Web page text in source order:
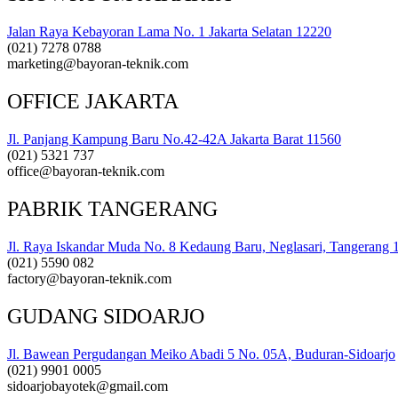
Jalan Raya Kebayoran Lama No. 1 Jakarta Selatan 12220
(021) 7278 0788
marketing@bayoran-teknik.com
OFFICE JAKARTA
Jl. Panjang Kampung Baru No.42-42A Jakarta Barat 11560
(021) 5321 737
office@bayoran-teknik.com
PABRIK TANGERANG
Jl. Raya Iskandar Muda No. 8 Kedaung Baru, Neglasari, Tangerang
(021) 5590 082
factory@bayoran-teknik.com
GUDANG SIDOARJO
Jl. Bawean Pergudangan Meiko Abadi 5 No. 05A, Buduran-Sidoarjo
(021) 9901 0005
sidoarjobayotek@gmail.com